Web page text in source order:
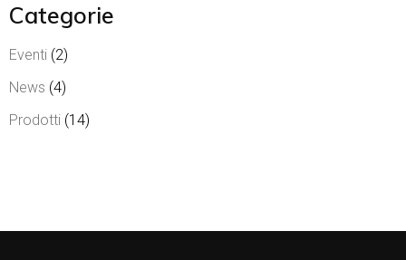
Categorie
Eventi (2)
News (4)
Prodotti (14)